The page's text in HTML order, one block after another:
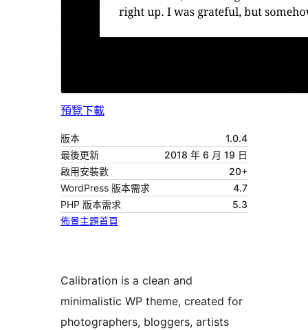
預覽下載
版本
1.0.4
最後更新
2018 年 6 月 19 日
啟用安裝數
20+
WordPress 版本需求
4.7
PHP 版本需求
5.3
佈景主題首頁
Calibration is a clean and
minimalistic WP theme, created for
photographers, bloggers, artists